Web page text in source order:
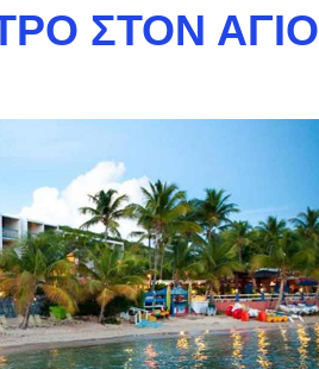
ΣΤΟΝ ΆΓΙΟ